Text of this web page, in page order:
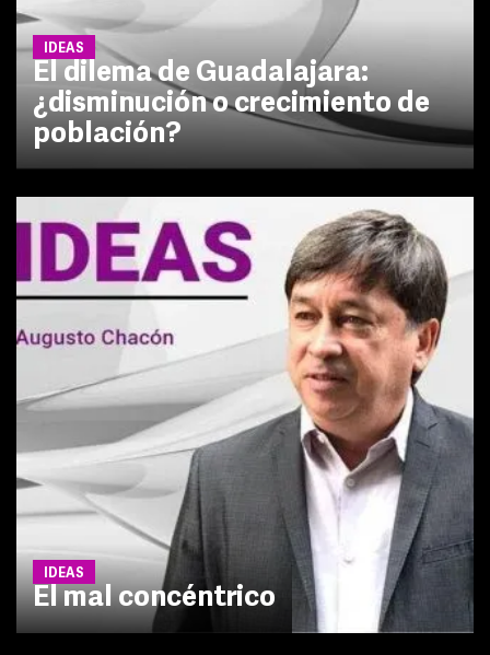
IDEAS
El dilema de Guadalajara:
¿disminución o crecimiento de
población?
IDEAS
El mal concéntrico